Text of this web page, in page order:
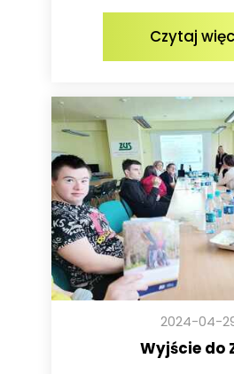
Czytaj
2024-04-
Wyjście do